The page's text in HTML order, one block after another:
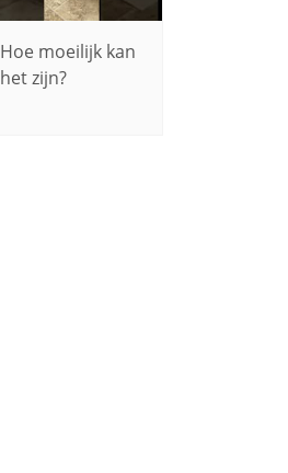
Hoe moeilijk kan
het zijn?